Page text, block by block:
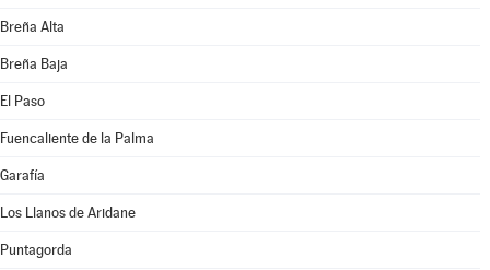
Breña Alta
Breña Baja
El Paso
Fuencaliente de la Palma
Garafía
Los Llanos de Aridane
Puntagorda